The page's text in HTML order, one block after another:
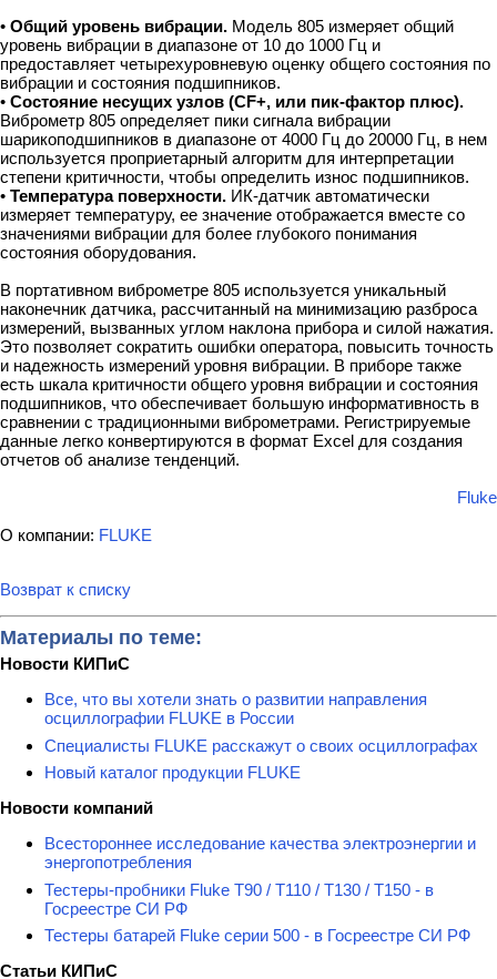
• Общий уровень вибрации. Модель 805 измеряет общий
уровень вибрации в диапазоне от 10 до 1000 Гц и
предоставляет четырехуровневую оценку общего состояния по
вибрации и состояния подшипников.
• Состояние несущих узлов (CF+, или пик-фактор плюс).
Виброметр 805 определяет пики сигнала вибрации
шарикоподшипников в диапазоне от 4000 Гц до 20000 Гц, в нем
используется проприетарный алгоритм для интерпретации
степени критичности, чтобы определить износ подшипников.
• Температура поверхности. ИК-датчик автоматически
измеряет температуру, ее значение отображается вместе со
значениями вибрации для более глубокого понимания
состояния оборудования.
В портативном виброметре 805 используется уникальный
наконечник датчика, рассчитанный на минимизацию разброса
измерений, вызванных углом наклона прибора и силой нажатия.
Это позволяет сократить ошибки оператора, повысить точность
и надежность измерений уровня вибрации. В приборе также
есть шкала критичности общего уровня вибрации и состояния
подшипников, что обеспечивает большую информативность в
сравнении с традиционными виброметрами. Регистрируемые
данные легко конвертируются в формат Excel для создания
отчетов об анализе тенденций.
Fluke
О компании: FLUKE
Возврат к списку
Материалы по теме:
Новости КИПиС
Все, что вы хотели знать о развитии направления
осциллографии FLUKE в России
Специалисты FLUKE расскажут о своих осциллографах
Новый каталог продукции FLUKE
Новости компаний
Всестороннее исследование качества электроэнергии и
энергопотребления
Тестеры-пробники Fluke T90 / T110 / T130 / T150 - в
Госреестре СИ РФ
Тестеры батарей Fluke серии 500 - в Госреестре СИ РФ
Статьи КИПиС